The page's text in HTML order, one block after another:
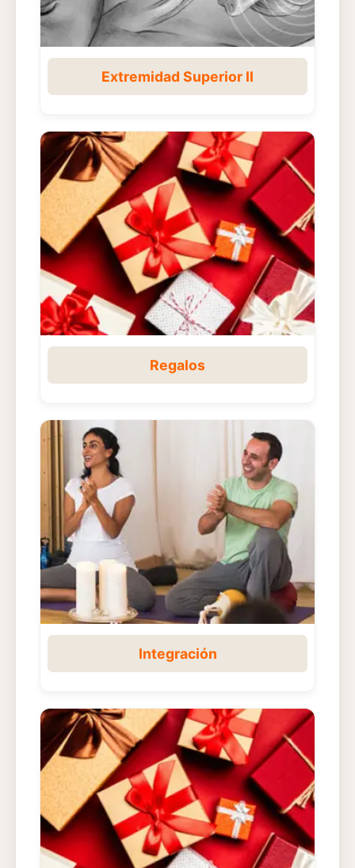
Extremidad Superior II
Regalos
Integración